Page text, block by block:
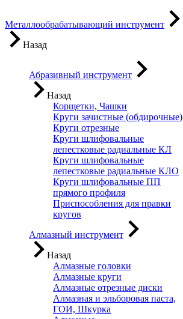
Металлообрабатывающий инструмент
Назад
Абразивный инструмент
Назад
Корщетки, Чашки
Круги зачистные (обдирочные)
Круги отрезные
Круги шлифовальные
лепестковые радиальные КЛ
Круги шлифовальные
лепестковые радиальные КЛО
Круги шлифовальные ПП
прямого профиля
Приспособления для правки
кругов
Алмазный инструмент
Назад
Алмазные головки
Алмазные круги
Алмазные отрезные диски
Алмазная и эльборовая паста,
ГОИ, Шкурка